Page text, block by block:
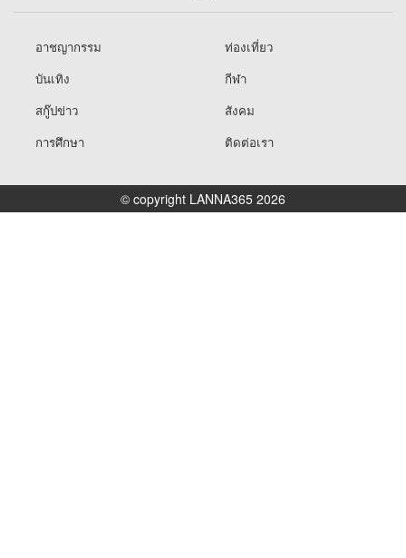
อาชญากรรม
ท่องเที่ยว
บันเทิง
กีฬา
สกู๊ปข่าว
สังคม
การศึกษา
ติดต่อเรา
© copyright LANNA365 2026